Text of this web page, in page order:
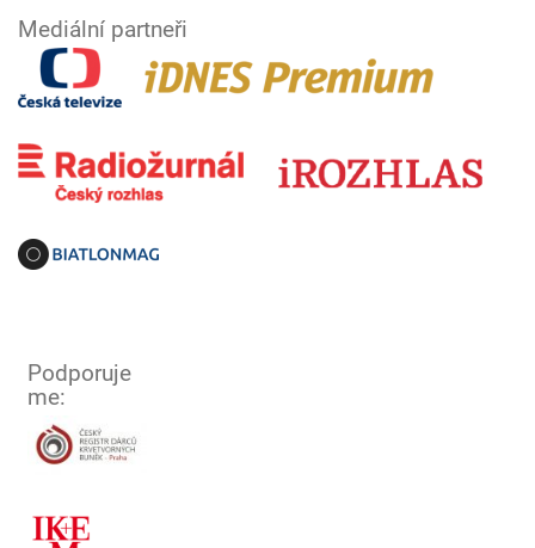
Mediální partneři
Podporuje
me: